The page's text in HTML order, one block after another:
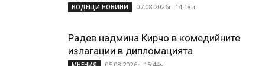
ВОДЕЩИ НОВИНИ 07.08.2026г. 14:18ч.
Радев надмина Кирчо в комедийните
излагации в дипломацията